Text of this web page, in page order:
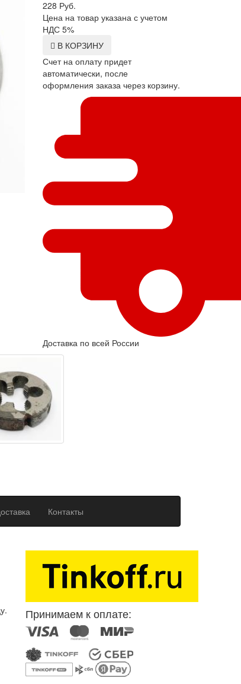
228 Руб.
Цена на товар указана с учетом
НДС 5%
В КОРЗИНУ
Счет на оплату придет
автоматически, после
оформления заказа через корзину.
Доставка по всей России
Контакты
Принимаем к оплате: